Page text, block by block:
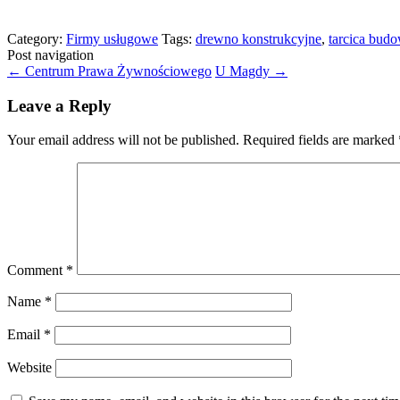
Category: Firmy usługowe Tags: drewno konstrukcyjne, tarcica
Post navigation
← Centrum Prawa Żywnościowego U Magdy →
Leave a Reply
Your email address will not be published. Required fields are marked
Comment *
Name *
Email *
Website